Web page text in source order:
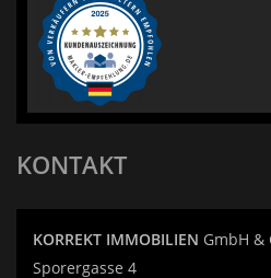
KONTAKT
KORREKT IMMOBILIEN GmbH &
Sporergasse 4